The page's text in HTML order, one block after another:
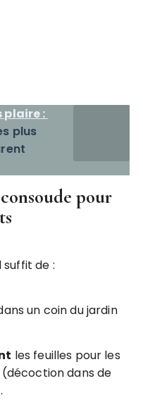
:
plus
pour
suffit de :
un coin du jardin
les feuilles pour les
(décoction dans de
.